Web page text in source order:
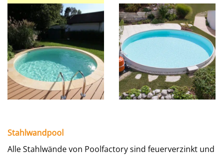
Stahlwandpool
Alle Stahlwände von Poolfactory sind feuerverzinkt und